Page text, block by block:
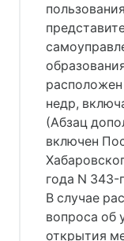
недр,
(Абзац
включен
года N
В случае
вопроса об
открытия